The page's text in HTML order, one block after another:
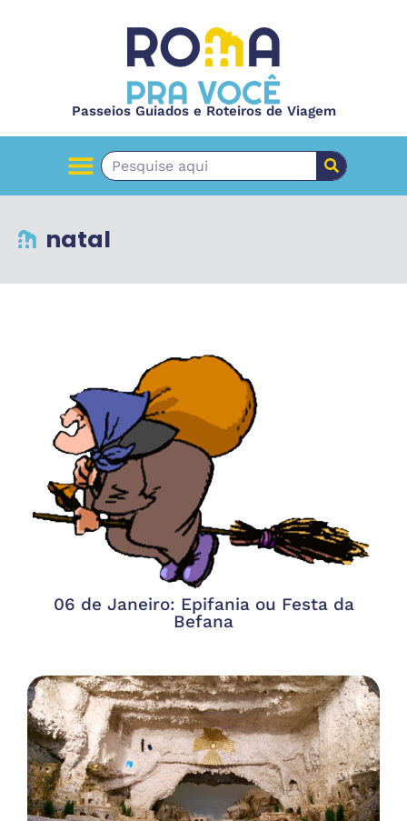
Passeios Guiados e Roteiros de Viagem
natal
06 de Janeiro: Epifania ou Festa da
Befana